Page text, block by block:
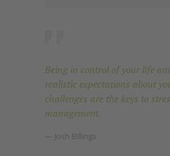
Being in control of your life
realistic expectations about
challenges are the keys to
management.
— Josh Billings